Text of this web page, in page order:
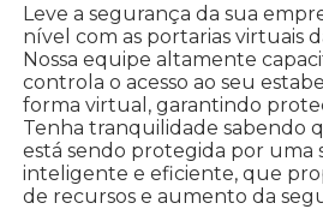
Leve a segurança da sua
nível com as portarias virtuais
Nossa equipe altamente
controla o acesso ao seu
forma virtual, garantindo
Tenha tranquilidade sabendo
está sendo protegida por uma
inteligente e eficiente, que
de recursos e aumento da